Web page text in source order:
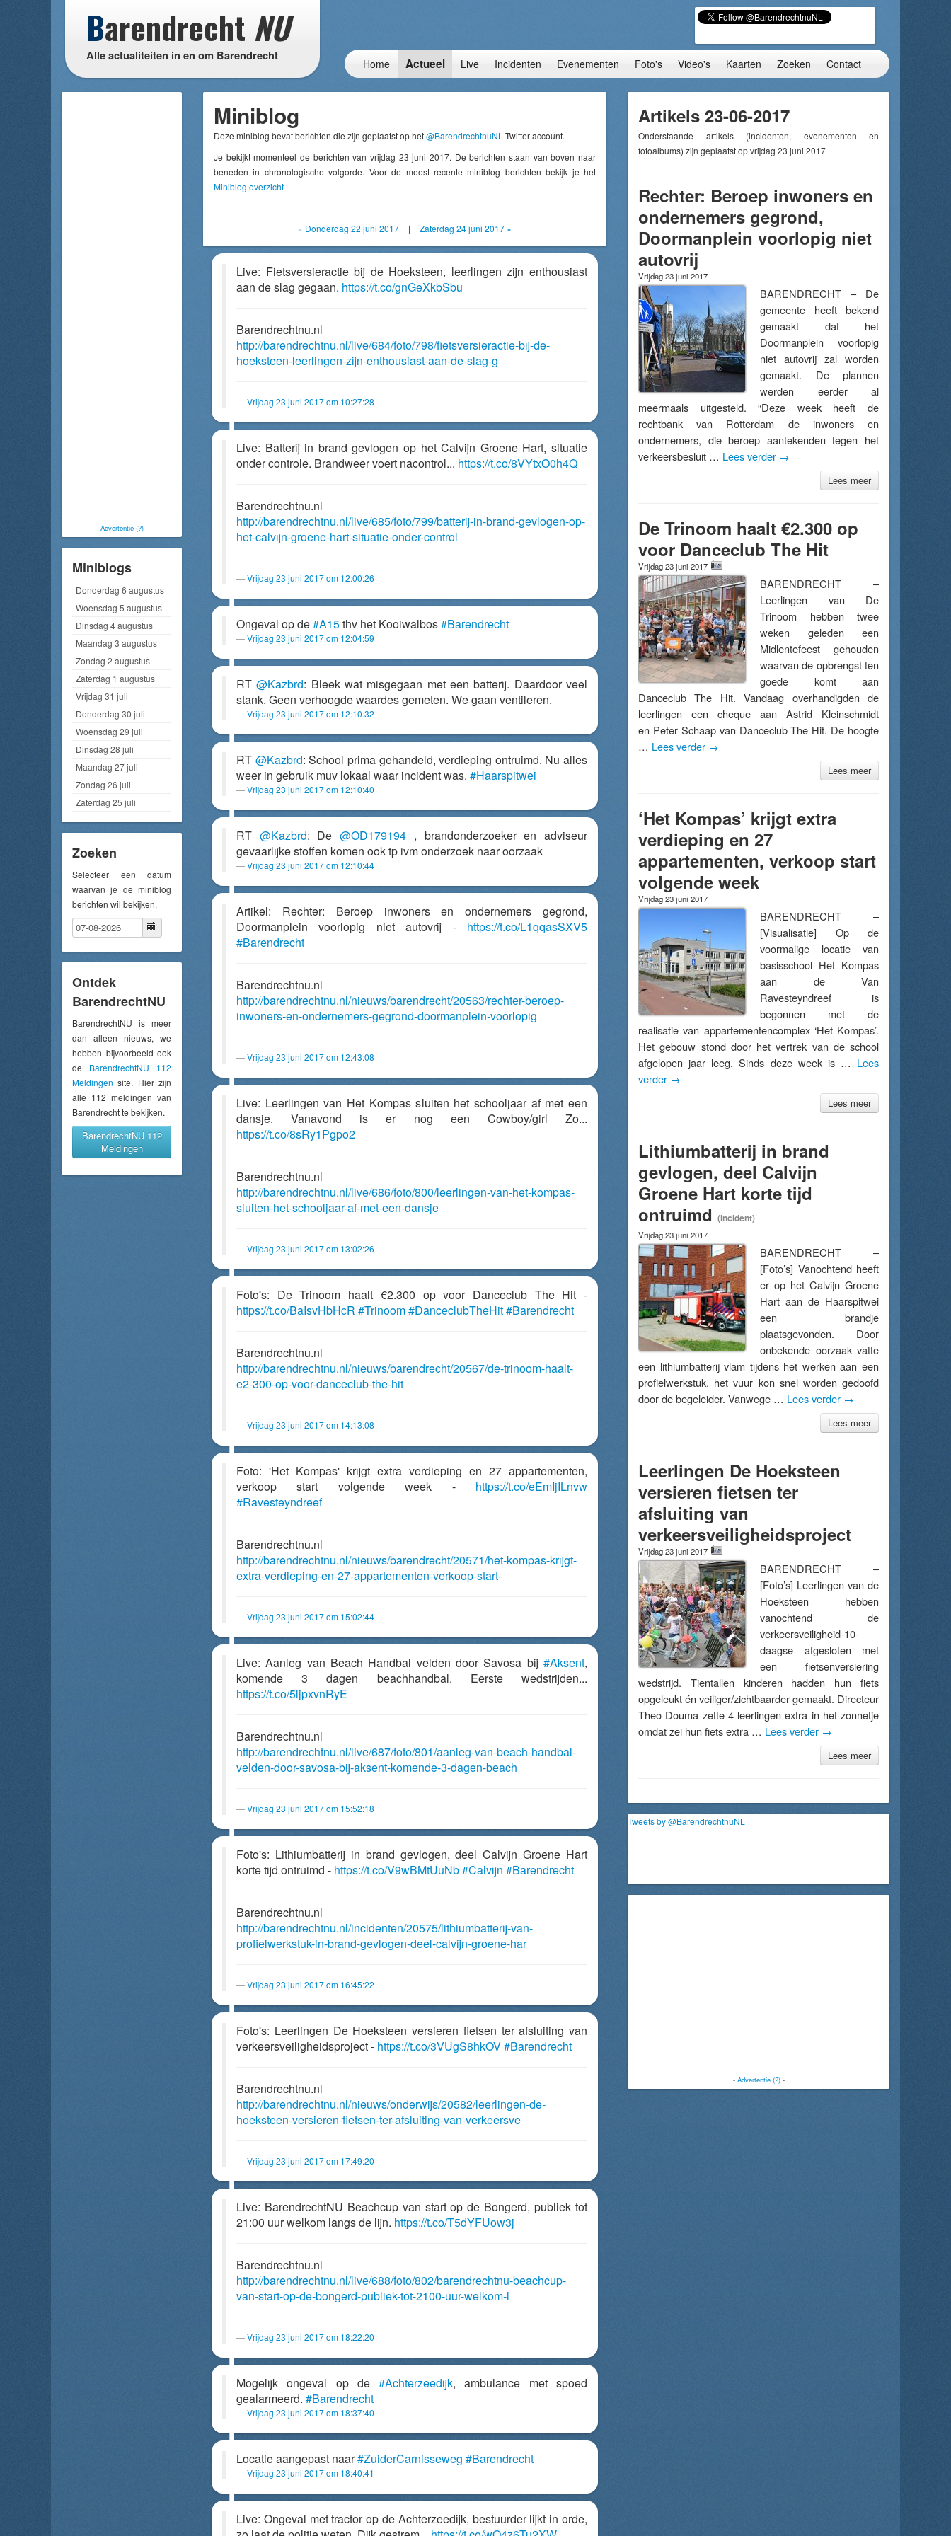
Barendrecht NU
Alle actualiteiten in en om Barendrecht
Home Actueel Live Incidenten Evenementen Foto's Video's Kaarten Zoeken Contact
- Advertentie (?)-
Miniblogs
Donderdag 6 augustus
Woensdag 5 augustus
Dinsdag 4 augustus
Maandag 3 augustus
Zondag 2 augustus
Zaterdag 1 augustus
Vrijdag 31 juli
Donderdag 30 juli
Woensdag 29 juli
Dinsdag 28 juli
Maandag 27 juli
Zondag 26 juli
Zaterdag 25 juli
Zoeken
Selecteer een datum
waarvan je de miniblog
berichten wil bekijken.
Ontdek
BarendrechtNU
BarendrechtNU is meer
dan alleen nieuws, we
hebben bijvoorbeeld ook
de BarendrechtNU 112
Meldingen site. Hier zijn
alle 112 meldingen van
Barendrecht te bekijken.
BarendrechtNU 112
Meldingen
Miniblog
Deze miniblog bevat berichten die zijn geplaatst op het@BarendrechtnuNL Twitter account.
Je bekijkt momenteel de berichten van vrijdag 23 juni 2017. De berichten staan van boven naar
beneden in chronologische volgorde. Voor de meest recente miniblog berichten bekijk je het
Miniblog overzicht
« Donderdag 22 juni 2017 | Zaterdag 24 juni 2017 »
Live: Fietsversieractie bij de Hoeksteen, leerlingen zijn enthousiast
aan de slag gegaan. https://t.co/gnGeXkbSbu
Barendrechtnu.nl
http://barendrechtnu.nl/live/684/foto/798/fietsversieractie-bij-de-
hoeksteen-leerlingen-zijn-enthousiast-aan-de-slag-g
Vrijdag 23 juni 2017 om 10:27:28
Live: Batterij in brand gevlogen op het Calvijn Groene Hart, situatie
onder controle. Brandweer voert nacontrol... https://t.co/8VYtxO0h4Q
Barendrechtnu.nl
http://barendrechtnu.nl/live/685/foto/799/batterij-in-brand-gevlogen-op-
het-calvijn-groene-hart-situatie-onder-control
Vrijdag 23 juni 2017 om 12:00:26
Ongeval op de#A15thv het Kooiwalbos#Barendrecht
Vrijdag 23 juni 2017 om 12:04:59
RT@Kazbrd: Bleek wat misgegaan met een batterij. Daardoor veel
stank. Geen verhoogde waardes gemeten. We gaan ventileren.
Vrijdag 23 juni 2017 om 12:10:32
RT @Kazbrd: School prima gehandeld, verdieping ontruimd. Nu alles
weer in gebruik muv lokaal waar incident was. #Haarspitwei
Vrijdag 23 juni 2017 om 12:10:40
RT @Kazbrd: De@OD179194 , brandonderzoeker en adviseur
gevaarlijke stoffen komen ook tp ivm onderzoek naar oorzaak
Vrijdag 23 juni 2017 om 12:10:44
Artikel: Rechter: Beroep inwoners en ondernemers gegrond,
Doormanplein voorlopig niet autovrij - https://t.co/L1qqasSXV5
#Barendrecht
Barendrechtnu.nl
http://barendrechtnu.nl/nieuws/barendrecht/20563/rechter-beroep-
inwoners-en-ondernemers-gegrond-doormanplein-voorlopig
Vrijdag 23 juni 2017 om 12:43:08
Live: Leerlingen van Het Kompas sluiten het schooljaar af met een
dansje. Vanavond is er nog een Cowboy/girl Zo...
https://t.co/8sRy1Pgpo2
Barendrechtnu.nl
http://barendrechtnu.nl/live/686/foto/800/leerlingen-van-het-kompas-
sluiten-het-schooljaar-af-met-een-dansje
Vrijdag 23 juni 2017 om 13:02:26
Foto's: De Trinoom haalt €2.300 op voor Danceclub The Hit -
https://t.co/BaIsvHbHcR #Trinoom#DanceclubTheHit#Barendrecht
Barendrechtnu.nl
http://barendrechtnu.nl/nieuws/barendrecht/20567/de-trinoom-haalt-
e2-300-op-voor-danceclub-the-hit
Vrijdag 23 juni 2017 om 14:13:08
Foto: 'Het Kompas' krijgt extra verdieping en 27 appartementen,
verkoop start volgende week - https://t.co/eEmIjILnvw
#Ravesteyndreef
Barendrechtnu.nl
http://barendrechtnu.nl/nieuws/barendrecht/20571/het-kompas-krijgt-
extra-verdieping-en-27-appartementen-verkoop-start-
Vrijdag 23 juni 2017 om 15:02:44
Live: Aanleg van Beach Handbal velden door Savosa bij #Aksent,
komende 3 dagen beachhandbal. Eerste wedstrijden...
https://t.co/5ljpxvnRyE
Barendrechtnu.nl
http://barendrechtnu.nl/live/687/foto/801/aanleg-van-beach-handbal-
velden-door-savosa-bij-aksent-komende-3-dagen-beach
Vrijdag 23 juni 2017 om 15:52:18
Foto's: Lithiumbatterij in brand gevlogen, deel Calvijn Groene Hart
korte tijd ontruimd - https://t.co/V9wBMtUuNb#Calvijn #Barendrecht
Barendrechtnu.nl
http://barendrechtnu.nl/incidenten/20575/lithiumbatterij-van-
profielwerkstuk-in-brand-gevlogen-deel-calvijn-groene-har
Vrijdag 23 juni 2017 om 16:45:22
Foto's: Leerlingen De Hoeksteen versieren fietsen ter afsluiting van
verkeersveiligheidsproject - https://t.co/3VUgS8hkOV#Barendrecht
Barendrechtnu.nl
http://barendrechtnu.nl/nieuws/onderwijs/20582/leerlingen-de-
hoeksteen-versieren-fietsen-ter-afsluiting-van-verkeersve
Vrijdag 23 juni 2017 om 17:49:20
Live: BarendrechtNU Beachcup van start op de Bongerd, publiek tot
21:00 uur welkom langs de lijn. https://t.co/T5dYFUow3j
Barendrechtnu.nl
http://barendrechtnu.nl/live/688/foto/802/barendrechtnu-beachcup-
van-start-op-de-bongerd-publiek-tot-2100-uur-welkom-l
Vrijdag 23 juni 2017 om 18:22:20
Mogelijk ongeval op de#Achterzeedijk, ambulance met spoed
gealarmeerd. #Barendrecht
Vrijdag 23 juni 2017 om 18:37:40
Locatie aangepast naar#ZuiderCarnisseweg #Barendrecht
Vrijdag 23 juni 2017 om 18:40:41
Live: Ongeval met tractor op de Achterzeedijk, bestuurder lijkt in orde,
Artikels 23-06-2017
Onderstaande artikels (incidenten, evenementen en
fotoalbums) zijn geplaatst op vrijdag 23 juni 2017
Rechter: Beroep inwoners en
ondernemers gegrond,
Doormanplein voorlopig niet
autovrij
Vrijdag 23 juni 2017
BARENDRECHT – De
gemeente heeft bekend
gemaakt dat het
Doormanplein voorlopig
niet autovrij zal worden
gemaakt. De plannen
werden eerder al
meermaals uitgesteld. “Deze week heeft de
rechtbank van Rotterdam de inwoners en
ondernemers, die beroep aantekenden tegen het
verkeersbesluit … Lees verder →
Lees meer
De Trinoom haalt €2.300 op
voor Danceclub The Hit
Vrijdag 23 juni 2017
BARENDRECHT –
Leerlingen van De
Trinoom hebben twee
weken geleden een
Midlentefeest gehouden
waarvan de opbrengst ten
goede komt aan
Danceclub The Hit. Vandaag overhandigden de
leerlingen een cheque aan Astrid Kleinschmidt
en Peter Schaap van Danceclub The Hit. De hoogte
… Lees verder →
Lees meer
‘Het Kompas’ krijgt extra
verdieping en 27
appartementen, verkoop start
volgende week
Vrijdag 23 juni 2017
BARENDRECHT –
[Visualisatie] Op de
voormalige locatie van
basisschool Het Kompas
aan de Van
Ravesteyndreef is
begonnen met de
realisatie van appartementencomplex ‘Het Kompas’.
Het gebouw stond door het vertrek van de school
afgelopen jaar leeg. Sinds deze week is … Lees
verder →
Lees meer
Lithiumbatterij in brand
gevlogen, deel Calvijn
Groene Hart korte tijd
ontruimd (Incident)
Vrijdag 23 juni 2017
BARENDRECHT –
[Foto’s] Vanochtend heeft
er op het Calvijn Groene
Hart aan de Haarspitwei
een brandje
plaatsgevonden. Door
onbekende oorzaak vatte
een lithiumbatterij vlam tijdens het werken aan een
profielwerkstuk, het vuur kon snel worden gedoofd
door de begeleider. Vanwege … Lees verder →
Lees meer
Leerlingen De Hoeksteen
versieren fietsen ter
afsluiting van
verkeersveiligheidsproject
Vrijdag 23 juni 2017
BARENDRECHT –
[Foto’s] Leerlingen van de
Hoeksteen hebben
vanochtend de
verkeersveiligheid-10-
daagse afgesloten met
een fietsenversiering
wedstrijd. Tientallen kinderen hadden hun fiets
opgeleukt én veiliger/zichtbaarder gemaakt. Directeur
Theo Douma zette 4 leerlingen extra in het zonnetje
omdat zei hun fiets extra … Lees verder →
Lees meer
Tweets by @BarendrechtnuNL
- Advertentie (?)-